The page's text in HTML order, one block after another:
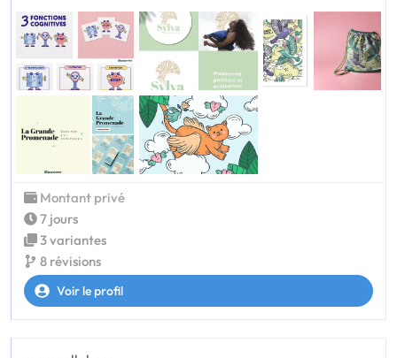
Montant privé
7 jours
3 variantes
8 révisions
Voir le profil